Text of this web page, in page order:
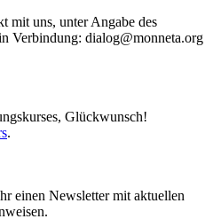
mit uns, unter Angabe des
Verbindung: dialog@monneta.org
Glückwunsch!
.
einen Newsletter mit aktuellen